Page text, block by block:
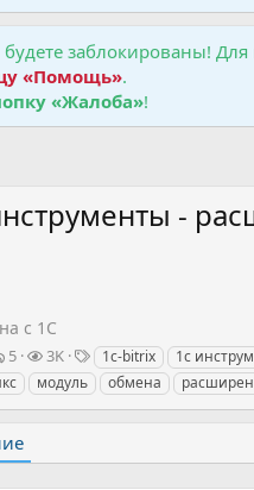
заблокированы!
«Помощь».
«Жалоба»!
-
с 1С
О
т
в
т
ы
5
П
р
о
о
3K
Т
е
1c-bitrix 1с
модуль обмена